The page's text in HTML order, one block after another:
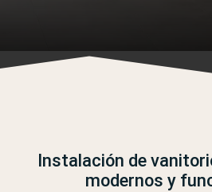
Instalación de
modernos y